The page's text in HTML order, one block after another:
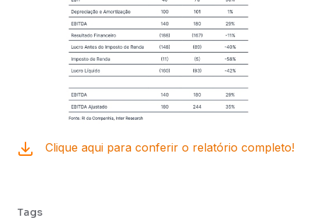
Clique aqui para conferir o relatório completo!
Tags